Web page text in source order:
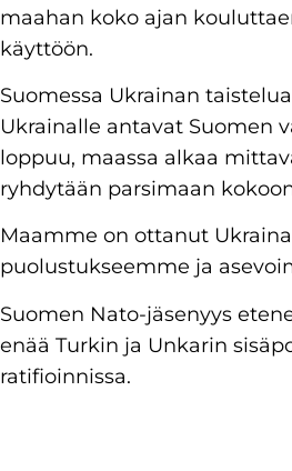
maahan koko ajan
käyttöön.
Suomessa Ukrainan
Ukrainalle antavat Suomen
loppuu, maassa alkaa
ryhdytään parsimaan
Maamme on ottanut
puolustukseemme ja
Suomen Nato-jäsenyys
enää Turkin ja Unkarin
ratifioinnissa.